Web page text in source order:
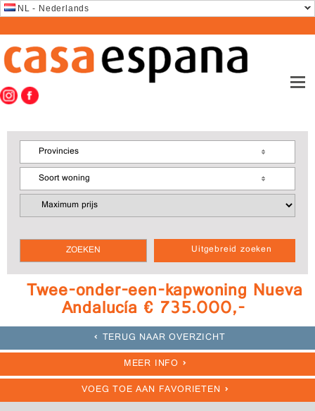
NL - Nederlands
Uitgebreid zoeken
Provincies
Soort woning
Twee-onder-een-kapwoning Nueva
Andalucía € 735.000,-
TERUG NAAR OVERZICHT
MEER INFO
VOEG TOE AAN FAVORIETEN